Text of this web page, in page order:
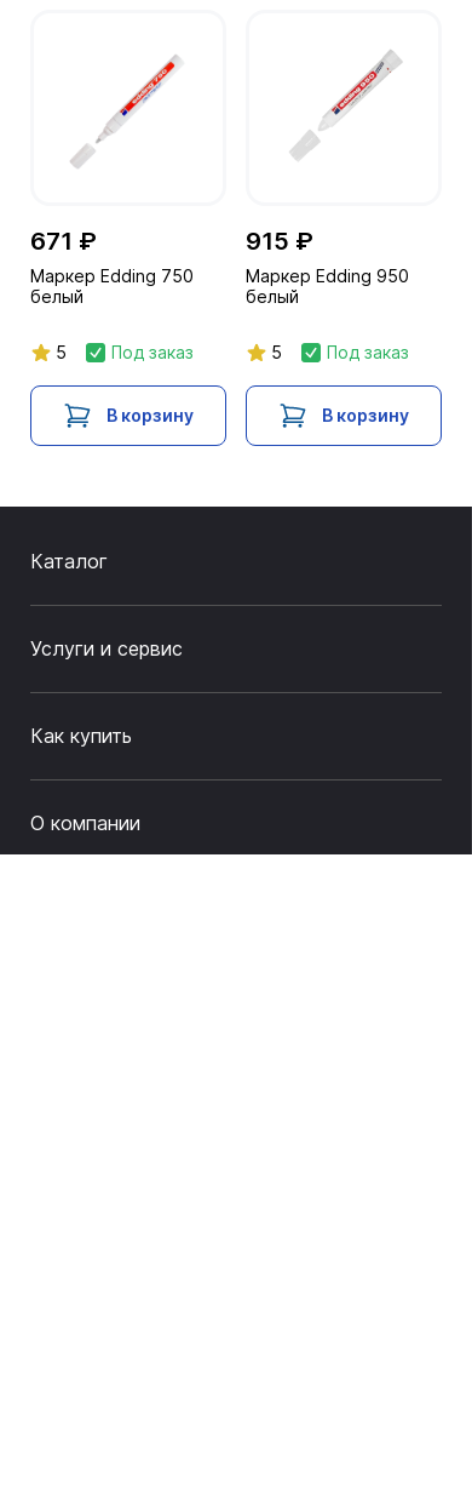
671 ₽
Маркер Edding 750
белый
5 Под заказ
В корзину
915 ₽
Маркер Edding 950
белый
5 Под заказ
В корзину
Каталог
Услуги и сервис
Как купить
О компании